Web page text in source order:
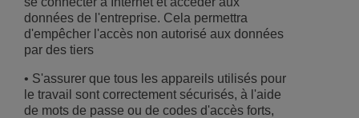
données de l'entreprise. Cela permettra
d'empêcher l'accès non autorisé aux données
par des tiers
• S'assurer que tous les appareils utilisés pour
le travail sont correctement sécurisés, à l'aide
de mots de passe ou de codes d'accès forts,